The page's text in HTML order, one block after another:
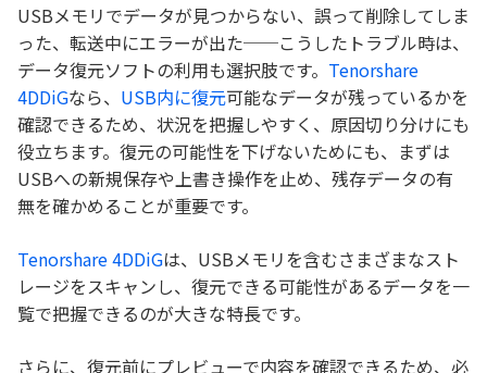
USBメモリでデータが見つからない、誤って削除してしま
った、転送中にエラーが出た──こうしたトラブル時は、
データ復元ソフトの利用も選択肢です。 Tenorshare
4DDiGなら、 USB内に復元可能なデータが残っているかを
確認できるため、状況を把握しやすく、原因切り分けにも
役立ちます。復元の可能性を下げないためにも、まずは
USBへの新規保存や上書き操作を止め、残存データの有
無を確かめることが重要です。
Tenorshare 4DDiGは、USBメモリを含むさまざまなスト
レージをスキャンし、復元できる可能性があるデータを一
覧で把握できるのが大きな特長です。
さらに、復元前にプレビューで内容を確認できるため、必